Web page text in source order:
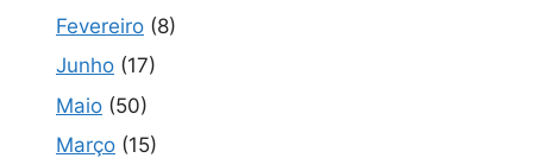
Fevereiro (8)
Junho (17)
Maio (50)
Março (15)